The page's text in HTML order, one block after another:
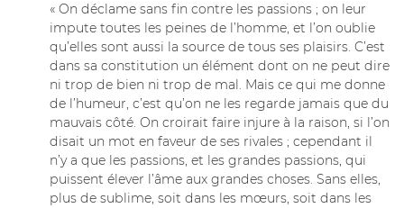
« On déclame sans fin contre les passions ; on leur
impute toutes les peines de l’homme, et l’on oublie
qu’elles sont aussi la source de tous ses plaisirs. C’est
dans sa constitution un élément dont on ne peut dire
ni trop de bien ni trop de mal. Mais ce qui me donne
de l’humeur, c’est qu’on ne les regarde jamais que du
mauvais côté. On croirait faire injure à la raison, si l’on
disait un mot en faveur de ses rivales ; cependant il
n’y a que les passions, et les grandes passions, qui
puissent élever l’âme aux grandes choses. Sans elles,
plus de sublime, soit dans les mœurs, soit dans les